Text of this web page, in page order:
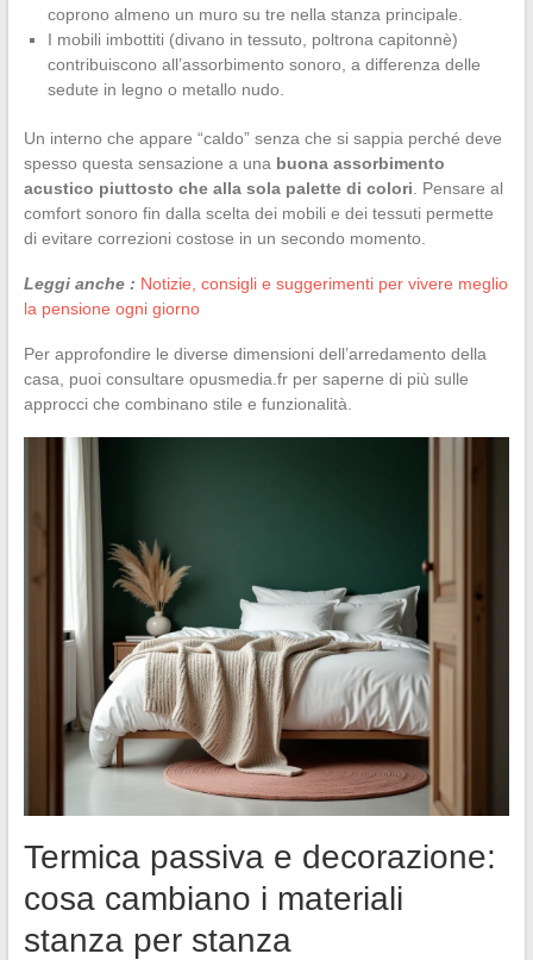
coprono almeno un muro su tre nella stanza principale.
I mobili imbottiti (divano in tessuto, poltrona capitonnè)
contribuiscono all’assorbimento sonoro, a differenza delle
sedute in legno o metallo nudo.
Un interno che appare “caldo” senza che si sappia perché deve
spesso questa sensazione a una buona assorbimento
acustico piuttosto che alla sola palette di colori . Pensare al
comfort sonoro fin dalla scelta dei mobili e dei tessuti permette
di evitare correzioni costose in un secondo momento.
Leggi anche : Notizie, consigli e suggerimenti per vivere meglio
la pensione ogni giorno
Per approfondire le diverse dimensioni dell’arredamento della
casa, puoi consultare opusmedia.fr per saperne di più sulle
approcci che combinano stile e funzionalità.
Termica passiva e decorazione:
cosa cambiano i materiali
stanza per stanza